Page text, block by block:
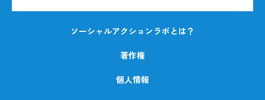
ソーシャルアクションラボとは？
著作権
個人情報